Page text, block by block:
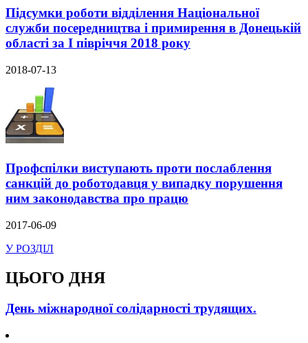
Підсумки роботи відділення Національної
служби посередництва і примирення в Донецькій
області за І півріччя 2018 року
2018-07-13
Профспілки виступають проти послаблення
санкцій до роботодавця у випадку порушення
ним законодавства про працю
2017-06-09
У РОЗДІЛ
ЦЬОГО ДНЯ
День міжнародної солідарності трудящих.